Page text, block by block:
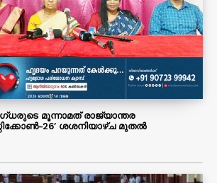
മൂന്നാമത് രാജ്യാന്തര
26′ ശശനിയാഴ്‌ച മുതല്‍